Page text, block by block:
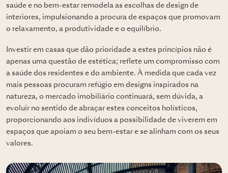
saúde e no bem-estar remodela as escolhas de design de
interiores, impulsionando a procura de espaços que promovam
o relaxamento, a produtividade e o equilíbrio.
Investir em casas que dão prioridade a estes princípios não é
apenas uma questão de estética; reflete um compromisso com
a saúde dos residentes e do ambiente. À medida que cada vez
mais pessoas procuram refúgio em designs inspirados na
natureza, o mercado imobiliário continuará, sem dúvida, a
evoluir no sentido de abraçar estes conceitos holísticos,
proporcionando aos indivíduos a possibilidade de viverem em
espaços que apoiam o seu bem-estar e se alinham com os seus
valores.